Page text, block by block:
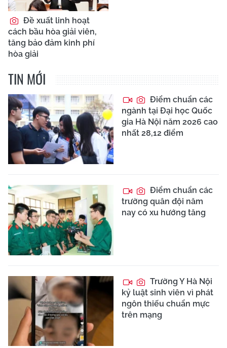
Đề xuất linh hoạt
cách bầu hòa giải viên,
tăng bảo đảm kinh phí
hòa giải
TIN MỚI
Điểm chuẩn các
ngành tại Đại học Quốc
gia Hà Nội năm 2026 cao
nhất 28,12 điểm
Điểm chuẩn các
trường quân đội năm
nay có xu hướng tăng
Trường Y Hà Nội
kỷ luật sinh viên vì phát
ngôn thiếu chuẩn mực
trên mạng